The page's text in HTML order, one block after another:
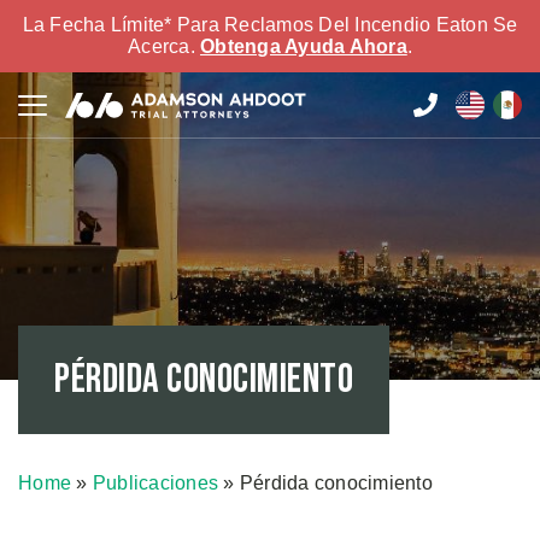
La Fecha Límite* Para Reclamos Del Incendio Eaton Se
Acerca. Obtenga Ayuda Ahora.
Pérdida conocimiento
Home » Publicaciones » Pérdida conocimiento